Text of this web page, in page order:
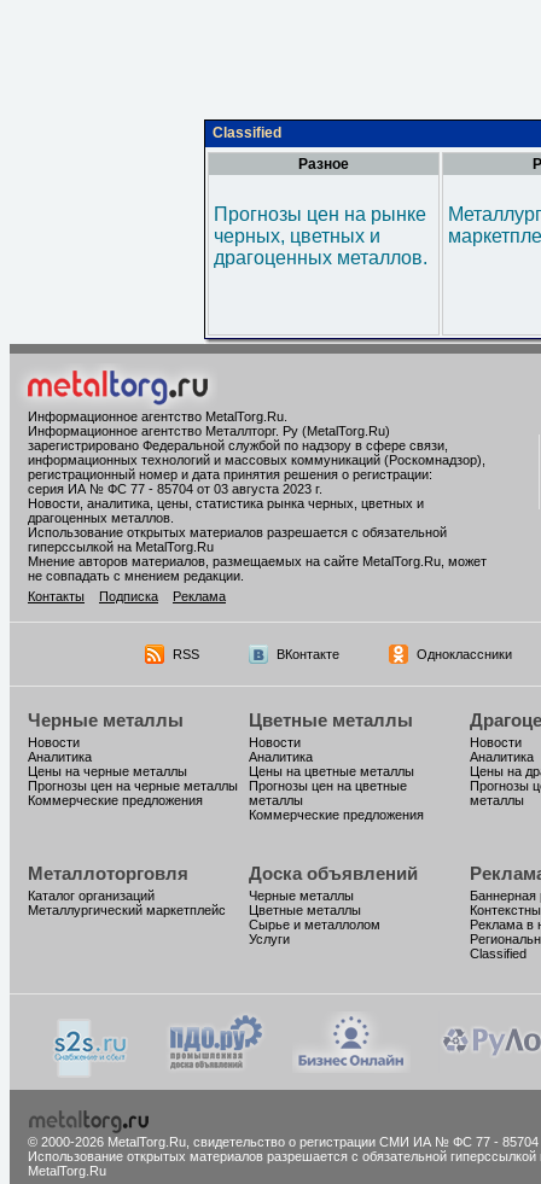
Classified
Разное
Прогнозы цен на рынке
черных, цветных и
драгоценных металлов.
Информационное агентство MetalTorg.Ru
Информационное агентство Металлторг. Ру (MetalTorg.Ru)
зарегистрировано Федеральной службой по надзору в сфере связи,
информационных технологий и массовых коммуникаций (Роскомнадзор),
регистрационный номер и дата принятия решения о регистрации:
серия ИА № ФС 77 - 85704 от 03 августа 2023 г.
Новости, аналитика, цены, статистика рынка черных, цветных и
драгоценных металлов.
Использование открытых материалов разрешается с обязательной
гиперссылкой на MetalTorg.Ru
Мнение авторов материалов, размещаемых на сайте MetalTorg.Ru, может
не совпадать с мнением редакции.
Контакты
Подписка Реклама
RSS ВКонтакте Одноклассники
Черные металлы
Новости
Аналитика
Цены на черные металлы
Прогнозы цен на черные металлы
Коммерческие предложения
Цветные металлы
Новости
Аналитика
Цены на цветные металлы
Прогнозы цен на цветные
металлы
Коммерческие предложения
Новости
Аналитика
Цены на
Прогнозы
металлы
Металлоторговля
Каталог организаций
Металлургический маркетплейс
Доска объявлений
Черные металлы
Цветные металлы
Сырье и металлолом
Услуги
Баннерная
Реклама в
Classified
© 2000-2026 MetalTorg.Ru, cвидетельство о регистрации СМИ ИА № ФС 77 - 85704
Использование открытых материалов разрешается с обязательной гиперссылкой
MetalTorg.Ru